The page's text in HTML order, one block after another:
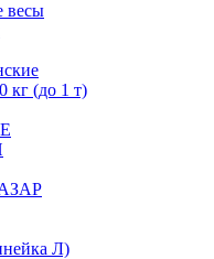
весы
кг (до 1 т)
Л)